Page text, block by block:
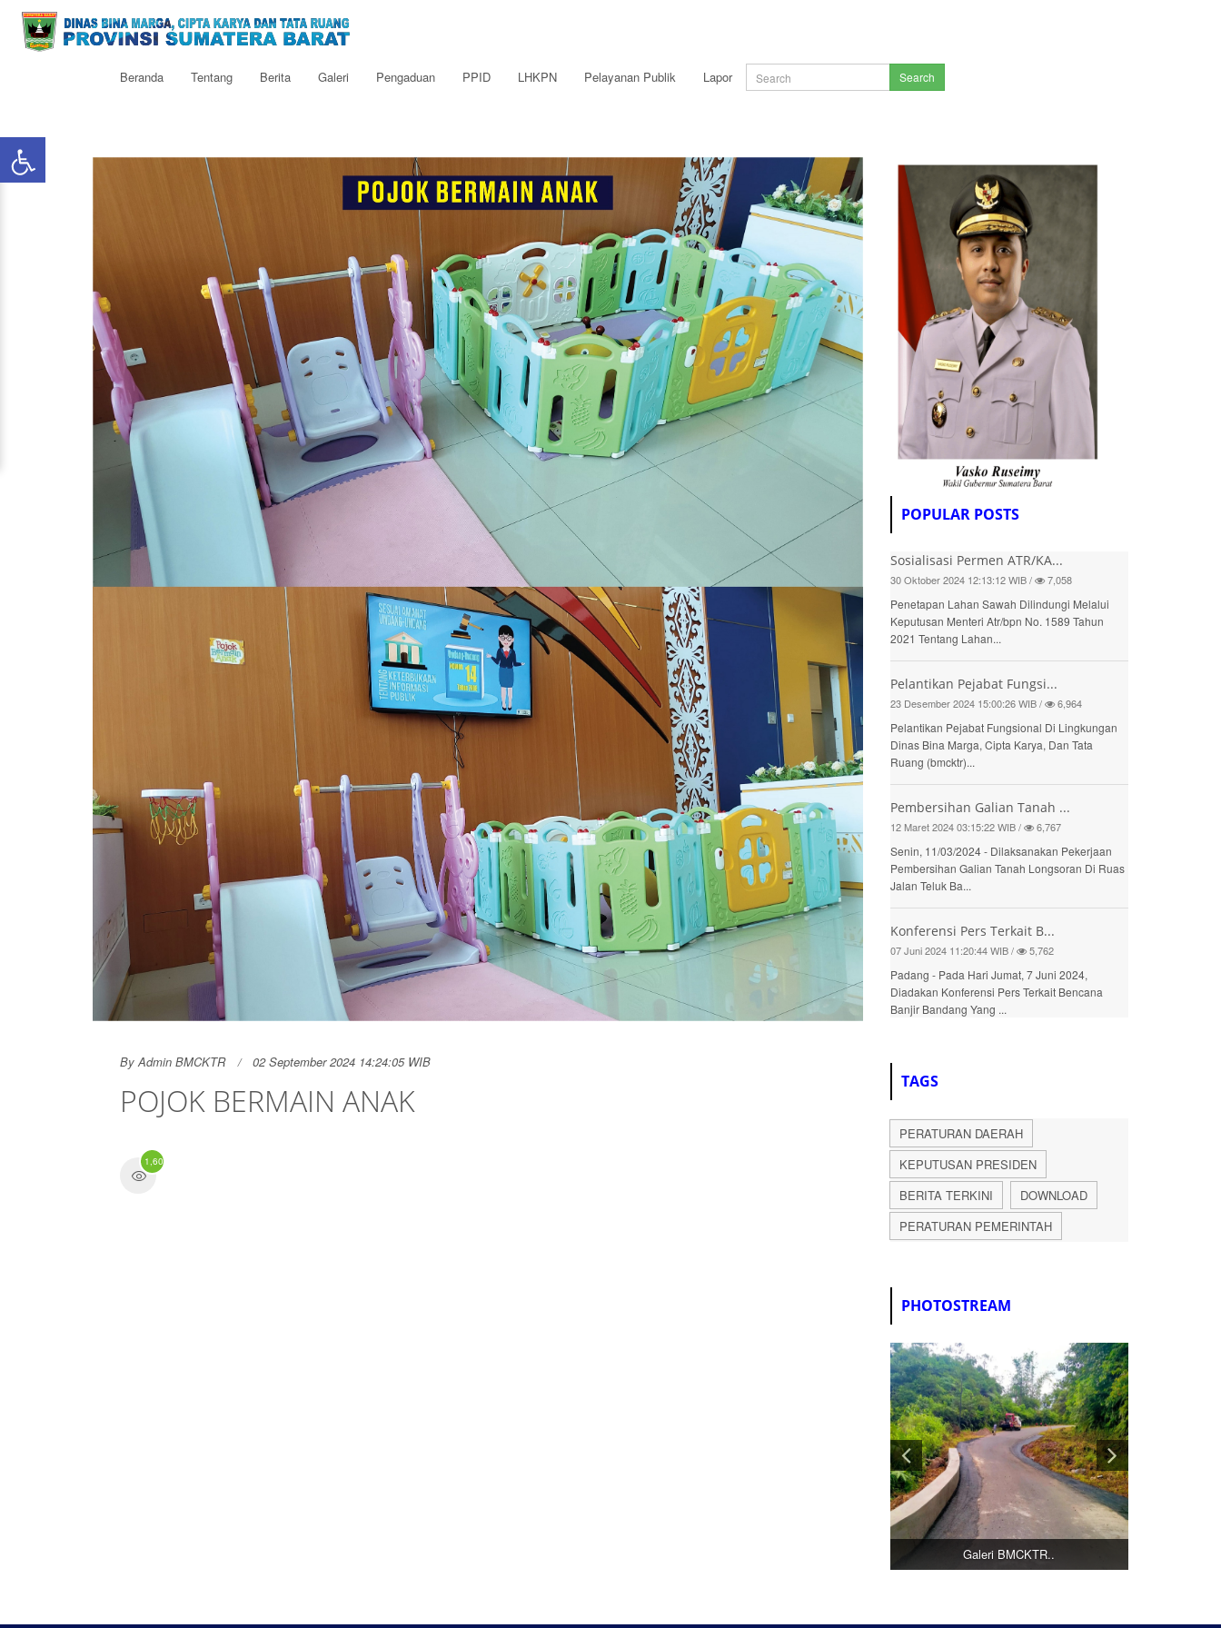
Beranda Tentang Berita Galeri Pengaduan PPID LHKPN Pelayanan Publik Lapor Search
ByAdmin BMCKTR 02 September 2024 14:24:05 WIB
POJOK BERMAIN ANAK
1,600
POPULAR POSTS
Sosialisasi Permen ATR/KA...
30 Oktober 2024 12:13:12 WIB / 7,058
Penetapan Lahan Sawah Dilindungi Melalui
Keputusan Menteri Atr/bpn No. 1589 Tahun
2021 Tentang Lahan...
Pelantikan Pejabat Fungsi...
23 Desember 2024 15:00:26 WIB / 6,964
Pelantikan Pejabat Fungsional Di Lingkungan
Dinas Bina Marga, Cipta Karya, Dan Tata
Ruang (bmcktr)...
Pembersihan Galian Tanah ...
12 Maret 2024 03:15:22 WIB / 6,767
Senin, 11/03/2024 - Dilaksanakan Pekerjaan
Pembersihan Galian Tanah Longsoran Di Ruas
Jalan Teluk Ba...
Konferensi Pers Terkait B...
07 Juni 2024 11:20:44 WIB / 5,762
Padang - Pada Hari Jumat, 7 Juni 2024,
Diadakan Konferensi Pers Terkait Bencana
Banjir Bandang Yang ...
TAGS
PERATURAN DAERAH
KEPUTUSAN PRESIDEN
BERITA TERKINI
DOWNLOAD
PERATURAN PEMERINTAH
PHOTOSTREAM
Galeri BMCKTR..